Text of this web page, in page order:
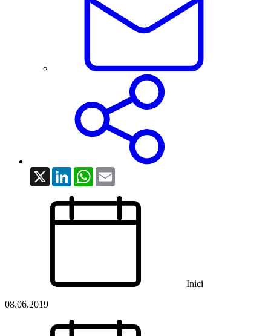
X LinkedInWhatsApp
Inici
08.06.2019